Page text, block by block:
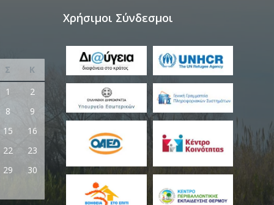
Σ
Κ
1
2
8
9
15
16
22
23
29
30
Χρήσιμοι Σύνδεσμοι